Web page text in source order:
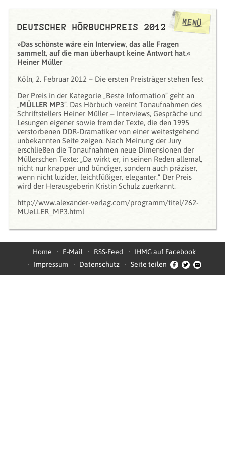
DEUTSCHER HÖRBUCHPREIS 2012
»Das schönste wäre ein Interview, das alle Fragen
sammelt, auf die man überhaupt keine Antwort hat.«
Heiner Müller
Köln, 2. Februar 2012 – Die ersten Preisträger stehen fest
Der Preis in der Kategorie „Beste Information“ geht an
„MÜLLER MP3“. Das Hörbuch vereint Tonaufnahmen des
Schriftstellers Heiner Müller – Interviews, Gespräche und
Lesungen eigener sowie fremder Texte, die den 1995
verstorbenen DDR-Dramatiker von einer weitestgehend
unbekannten Seite zeigen. Nach Meinung der Jury
erschließen die Tonaufnahmen neue Dimensionen der
Müllerschen Texte: „Da wirkt er, in seinen Reden allemal,
nicht nur knapper und bündiger, sondern auch präziser,
wenn nicht luzider, leichtfüßiger, eleganter.“ Der Preis
wird der Herausgeberin Kristin Schulz zuerkannt.
http://www.alexander-verlag.com/programm/titel/262-
MUeLLER_MP3.html
MENÜ
Home E-Mail RSS-Feed
IHMG auf Facebook
Impressum
Datenschutz Seite teilen